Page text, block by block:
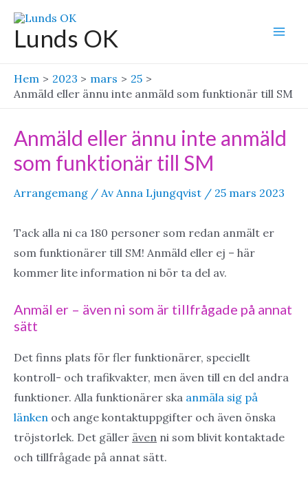
Hoppa
innehåll
Lunds OK
Hem 2023 mars
25
Anmäld eller ännu inte anmäld som funktionär till SM
Anmäld eller ännu inte anmäld
som funktionär till SM
Arrangemang / Av Anna Ljungqvist / 25 mars 2023
Tack alla ni ca 180 personer som redan anmält er
som funktionärer till SM! Anmäld eller ej – här
kommer lite information ni bör ta del av.
Anmäl er – även ni som är tillfrågade på annat
sätt
Det finns plats för fler funktionärer, speciellt
kontroll- och trafikvakter, men även till en del andra
funktioner. Alla funktionärer ska anmäla sig på
länken och ange kontaktuppgifter och även önska
tröjstorlek. Det gäller även ni som blivit kontaktade
och tillfrågade på annat sätt.